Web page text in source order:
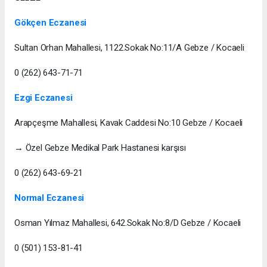
Gökçen Eczanesi
Sultan Orhan Mahallesi, 1122.Sokak No:11/A Gebze / Kocaeli
0 (262) 643-71-71
Ezgi Eczanesi
Arapçeşme Mahallesi, Kavak Caddesi No:10 Gebze / Kocaeli
→ Özel Gebze Medikal Park Hastanesi karşısı
0 (262) 643-69-21
Normal Eczanesi
Osman Yılmaz Mahallesi, 642.Sokak No:8/D Gebze / Kocaeli
0 (501) 153-81-41